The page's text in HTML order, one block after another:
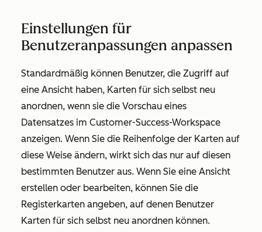
Einstellungen für
Benutzeranpassungen anpassen
Standardmäßig können Benutzer, die Zugriff auf
eine Ansicht haben, Karten für sich selbst neu
anordnen, wenn sie die Vorschau eines
Datensatzes im Customer-Success-Workspace
anzeigen. Wenn Sie die Reihenfolge der Karten auf
diese Weise ändern, wirkt sich das nur auf diesen
bestimmten Benutzer aus. Wenn Sie eine Ansicht
erstellen oder bearbeiten, können Sie die
Registerkarten angeben, auf denen Benutzer
Karten für sich selbst neu anordnen können.